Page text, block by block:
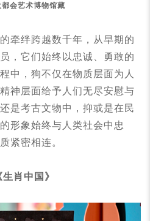
会艺术博物馆藏
绊跨越数千年，从早期的
，它们始终以忠诚、勇敢的
中，狗不仅在物质层面为人
神层面给予人们无尽安慰与
是考古文物中，抑或是在民
形象始终与人类社会中忠
紧密相连。
肖中国》